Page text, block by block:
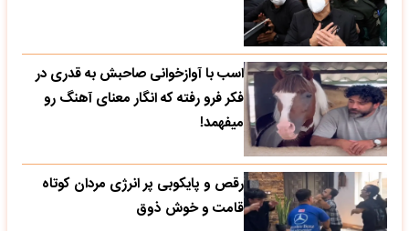
اسب با آوازخوانی صاحبش به قدری در
فکر فرو رفته که انگار معنای آهنگ رو
میفهمد!
رقص و پایکوبی پر انرژی مردان کوتاه
قامت و خوش ذوق